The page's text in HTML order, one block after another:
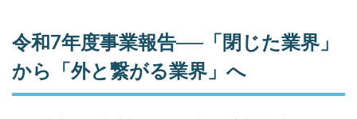
築
4.2.1
令和7年度事業報告──「閉じた業界」
から「外と繋がる業界」へ